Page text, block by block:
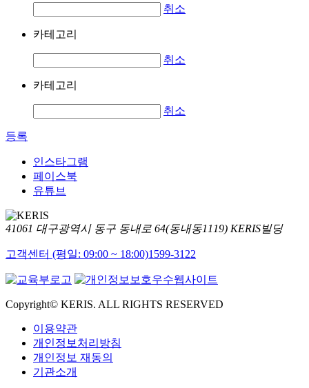
취소
카테고리
취소
카테고리
취소
등록
인스타그램
페이스북
유튜브
41061 대구광역시 동구 동내로 64(동내동1119) KERIS빌딩
고객센터 (평일: 09:00 ~ 18:00)1599-3122
Copyright© KERIS. ALL RIGHTS RESERVED
이용약관
개인정보처리방침
개인정보 재동의
기관소개